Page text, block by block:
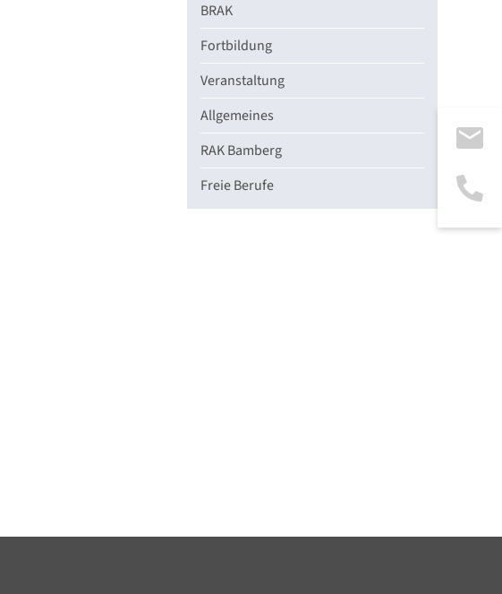
BRAK
Fortbildung
Veranstaltung
Allgemeines
RAK Bamberg
Freie Berufe